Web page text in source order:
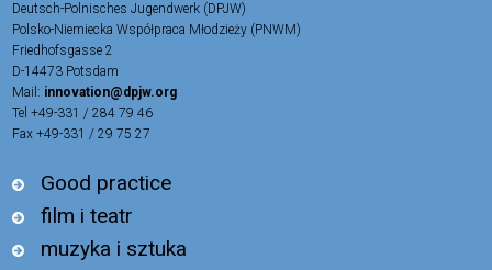
Deutsch-Polnisches Jugendwerk (DPJW)
Polsko-Niemiecka Współpraca Młodzieży (PNWM)
Friedhofsgasse 2
D-14473 Potsdam
Mail: innovation@dpjw.org
Tel +49-331 / 284 79 46
Fax +49-331 / 29 75 27
Good practice
film i teatr
muzyka i sztuka